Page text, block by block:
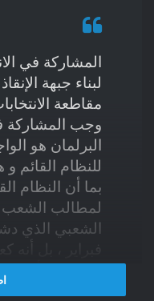
المشاركة في
لبناء جبهة
مقاطعة
وجب المشاركة
البرلمان هو
للنظام القائم
بما أن النظام
لمطالب الشعب
شعبي يلجأ
للقمع